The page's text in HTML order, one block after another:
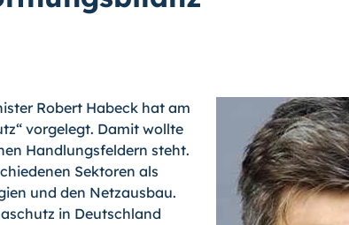
Robert Habeck hat am
vorgelegt. Damit wollte
Handlungsfeldern steht.
Sektoren als
und den Netzausbau.
in Deutschland